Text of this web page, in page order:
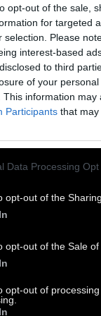
opt-out of the sale,
for targeted
selection. Please
interest-based
to third
of your
This information
Participants that may
Data Processing
opt-out of the
opt-out of the Sale of
opt-out of
όπου
με
η
και
υπόγειων
όλα αυτά,
των χώρων
και
ή
αίσθηση
όπου